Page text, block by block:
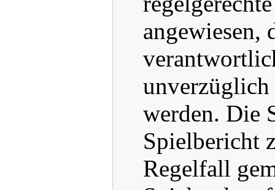
angewiesen,
unverzüglich
werden. Die
Spielbericht
Regelfall